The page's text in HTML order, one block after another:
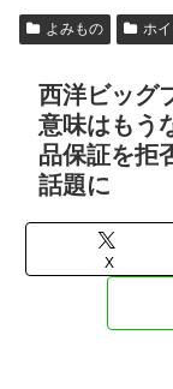
よみもの ホ
西洋ビッグ
意味はもう
品保証を拒
話題に
X